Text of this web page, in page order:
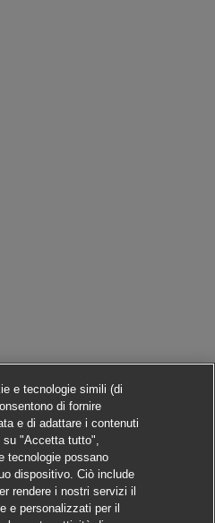
e tecnologie simili (di
di fornire
e di adattare i contenuti
su "Accetta tutto",
tecnologie possano
dispositivo. Ciò include
rendere i nostri servizi il
e personalizzati per il